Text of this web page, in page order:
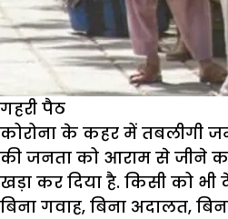
से
ऑफर
गहरी पैठ
कोरोना के कहर में तबलीगी
की जनता को आराम से जीने
खड़ा कर दिया है. किसी को
बिना गवाह, बिना अदालत,